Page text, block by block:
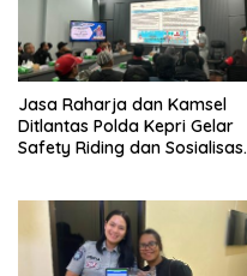
Jasa Raharja dan Kamsel
Ditlantas Polda Kepri Gelar
Safety Riding dan Sosialisasi
Indonesia